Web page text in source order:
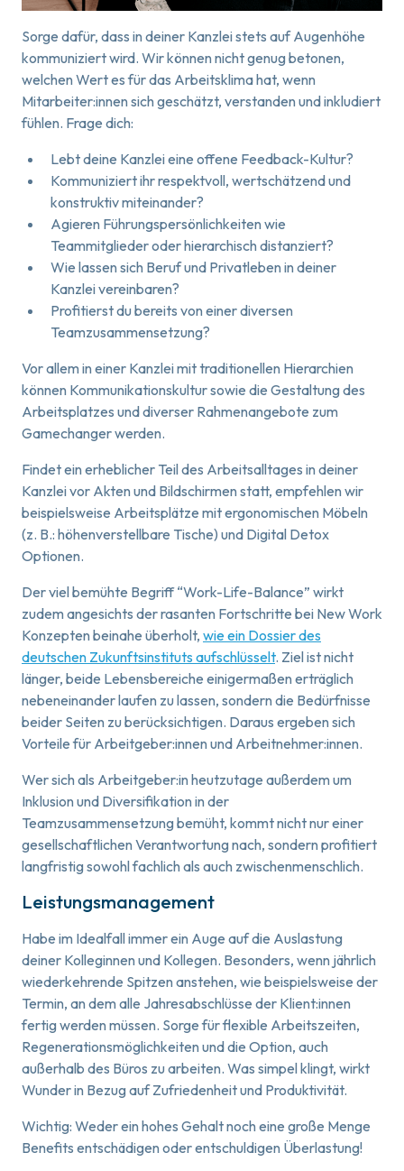
Sorge dafür, dass in deiner Kanzlei stets auf Augenhöhe
kommuniziert wird. Wir können nicht genug betonen,
welchen Wert es für das Arbeitsklima hat, wenn
Mitarbeiter:innen sich geschätzt, verstanden und inkludiert
fühlen. Frage dich:
Lebt deine Kanzlei eine offene Feedback-Kultur?
Kommuniziert ihr respektvoll, wertschätzend und
konstruktiv miteinander?
Agieren Führungspersönlichkeiten wie
Teammitglieder oder hierarchisch distanziert?
Wie lassen sich Beruf und Privatleben in deiner
Kanzlei vereinbaren?
Profitierst du bereits von einer diversen
Teamzusammensetzung?
Vor allem in einer Kanzlei mit traditionellen Hierarchien
können Kommunikationskultur sowie die Gestaltung des
Arbeitsplatzes und diverser Rahmenangebote zum
Gamechanger werden.
Findet ein erheblicher Teil des Arbeitsalltages in deiner
Kanzlei vor Akten und Bildschirmen statt, empfehlen wir
beispielsweise Arbeitsplätze mit ergonomischen Möbeln
(z. B.: höhenverstellbare Tische) und Digital Detox
Optionen.
Der viel bemühte Begriff “Work-Life-Balance” wirkt
zudem angesichts der rasanten Fortschritte bei New Work
Konzepten beinahe überholt, wie ein Dossier des
deutschen Zukunftsinstituts aufschlüsselt. Ziel ist nicht
länger, beide Lebensbereiche einigermaßen erträglich
nebeneinander laufen zu lassen, sondern die Bedürfnisse
beider Seiten zu berücksichtigen. Daraus ergeben sich
Vorteile für Arbeitgeber:innen und Arbeitnehmer:innen.
Wer sich als Arbeitgeber:in heutzutage außerdem um
Inklusion und Diversifikation in der
Teamzusammensetzung bemüht, kommt nicht nur einer
gesellschaftlichen Verantwortung nach, sondern profitiert
langfristig sowohl fachlich als auch zwischenmenschlich.
Leistungsmanagement
Habe im Idealfall immer ein Auge auf die Auslastung
deiner Kolleginnen und Kollegen. Besonders, wenn jährlich
wiederkehrende Spitzen anstehen, wie beispielsweise der
Termin, an dem alle Jahresabschlüsse der Klient:innen
fertig werden müssen. Sorge für flexible Arbeitszeiten,
Regenerationsmöglichkeiten und die Option, auch
außerhalb des Büros zu arbeiten. Was simpel klingt, wirkt
Wunder in Bezug auf Zufriedenheit und Produktivität.
Wichtig: Weder ein hohes Gehalt noch eine große Menge
Benefits entschädigen oder entschuldigen Überlastung!